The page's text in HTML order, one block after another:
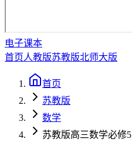
电子课本
首页人教版苏教版北师大版
首页
苏教版
数学
苏教版高三数学必修5